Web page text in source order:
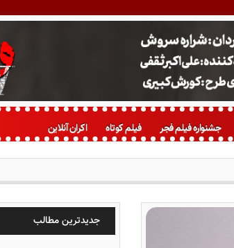
جشنواره فیلم فجر فیلم کوتاه اکران آنلاین
جدیدترین مطالب